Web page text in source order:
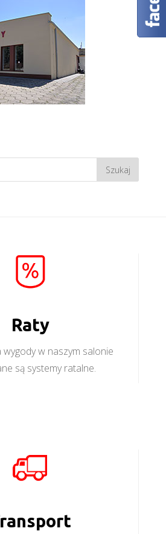
Raty
wygody w naszym salonie
są systemy ratalne.